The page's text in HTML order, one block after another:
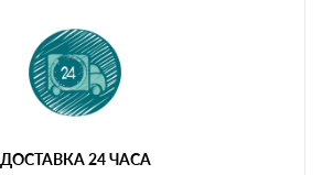
ДОСТАВКА 24 ЧАСА